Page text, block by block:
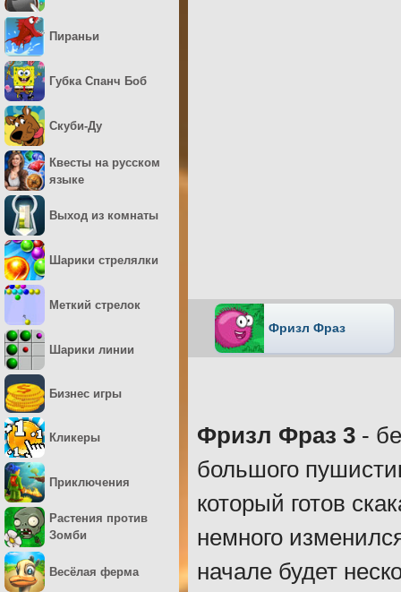
Фризл Фраз
Фризл Фраз 3 -
большого
который готов
немного
начале будет
Пираньи
Губка Спанч Боб
Скуби-Ду
Квесты на русском
языке
Выход из комнаты
Шарики стрелялки
Меткий стрелок
Шарики линии
Бизнес игры
Кликеры
Приключения
Растения против
Зомби
Весёлая ферма